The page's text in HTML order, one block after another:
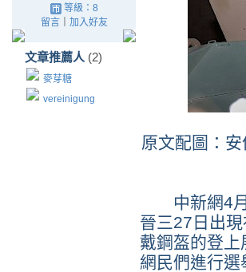
等級：8
留言｜ 加入好友
文章推薦人 (2)
麥芽糖
vereinigung
原文配圖：
中新網4月
晉三27日出
戴鋼盔的登上
網民們進行